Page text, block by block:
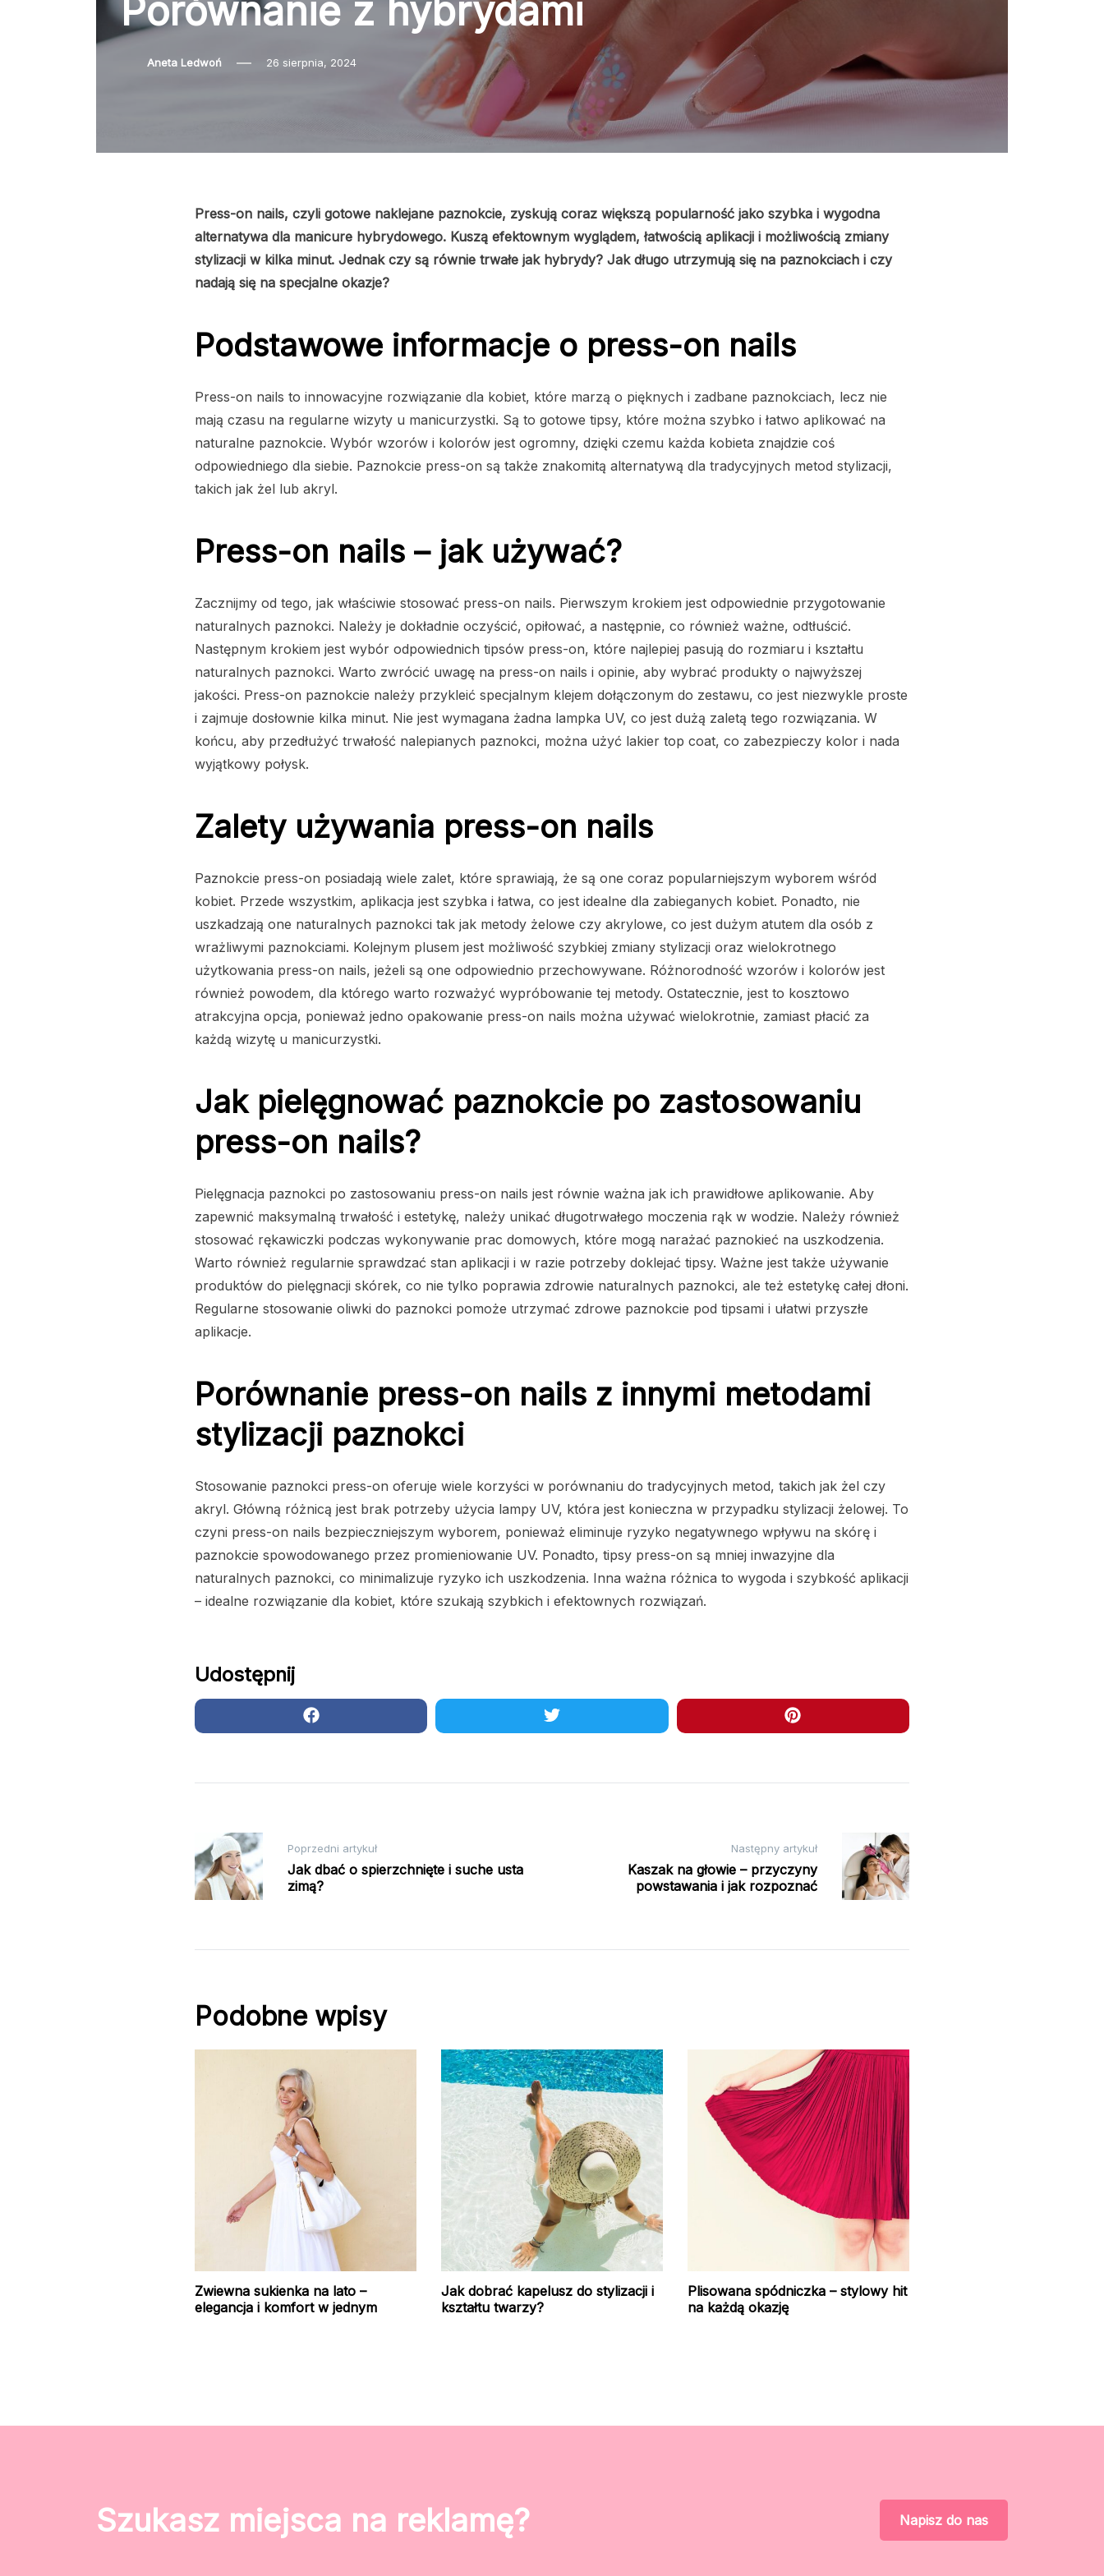
Porównanie z hybrydami
Aneta Ledwoń 26 sierpnia, 2024
Press-on nails, czyli gotowe naklejane paznokcie, zyskują coraz większą popularność jako szybka i wygodna
alternatywa dla manicure hybrydowego. Kuszą efektownym wyglądem, łatwością aplikacji i możliwością zmiany
stylizacji w kilka minut. Jednak czy są równie trwałe jak hybrydy? Jak długo utrzymują się na paznokciach i czy
nadają się na specjalne okazje?
Podstawowe informacje o press-on nails
Press-on nails to innowacyjne rozwiązanie dla kobiet, które marzą o pięknych i zadbane paznokciach, lecz nie
mają czasu na regularne wizyty u manicurzystki. Są to gotowe tipsy, które można szybko i łatwo aplikować na
naturalne paznokcie. Wybór wzorów i kolorów jest ogromny, dzięki czemu każda kobieta znajdzie coś
odpowiedniego dla siebie. Paznokcie press-on są także znakomitą alternatywą dla tradycyjnych metod stylizacji,
takich jak żel lub akryl.
Press-on nails – jak używać?
Zacznijmy od tego, jak właściwie stosować press-on nails. Pierwszym krokiem jest odpowiednie przygotowanie
naturalnych paznokci. Należy je dokładnie oczyścić, opiłować, a następnie, co również ważne, odtłuścić.
Następnym krokiem jest wybór odpowiednich tipsów press-on, które najlepiej pasują do rozmiaru i kształtu
naturalnych paznokci. Warto zwrócić uwagę na press-on nails i opinie, aby wybrać produkty o najwyższej
jakości. Press-on paznokcie należy przykleić specjalnym klejem dołączonym do zestawu, co jest niezwykle proste
i zajmuje dosłownie kilka minut. Nie jest wymagana żadna lampka UV, co jest dużą zaletą tego rozwiązania. W
końcu, aby przedłużyć trwałość nalepianych paznokci, można użyć lakier top coat, co zabezpieczy kolor i nada
wyjątkowy połysk.
Zalety używania press-on nails
Paznokcie press-on posiadają wiele zalet, które sprawiają, że są one coraz popularniejszym wyborem wśród
kobiet. Przede wszystkim, aplikacja jest szybka i łatwa, co jest idealne dla zabieganych kobiet. Ponadto, nie
uszkadzają one naturalnych paznokci tak jak metody żelowe czy akrylowe, co jest dużym atutem dla osób z
wrażliwymi paznokciami. Kolejnym plusem jest możliwość szybkiej zmiany stylizacji oraz wielokrotnego
użytkowania press-on nails, jeżeli są one odpowiednio przechowywane. Różnorodność wzorów i kolorów jest
również powodem, dla którego warto rozważyć wypróbowanie tej metody. Ostatecznie, jest to kosztowo
atrakcyjna opcja, ponieważ jedno opakowanie press-on nails można używać wielokrotnie, zamiast płacić za
każdą wizytę u manicurzystki.
Jak pielęgnować paznokcie po zastosowaniu
press-on nails?
Pielęgnacja paznokci po zastosowaniu press-on nails jest równie ważna jak ich prawidłowe aplikowanie. Aby
zapewnić maksymalną trwałość i estetykę, należy unikać długotrwałego moczenia rąk w wodzie. Należy również
stosować rękawiczki podczas wykonywanie prac domowych, które mogą narażać paznokieć na uszkodzenia.
Warto również regularnie sprawdzać stan aplikacji i w razie potrzeby doklejać tipsy. Ważne jest także używanie
produktów do pielęgnacji skórek, co nie tylko poprawia zdrowie naturalnych paznokci, ale też estetykę całej dłoni.
Regularne stosowanie oliwki do paznokci pomoże utrzymać zdrowe paznokcie pod tipsami i ułatwi przyszłe
aplikacje.
Porównanie press-on nails z innymi metodami
stylizacji paznokci
Stosowanie paznokci press-on oferuje wiele korzyści w porównaniu do tradycyjnych metod, takich jak żel czy
akryl. Główną różnicą jest brak potrzeby użycia lampy UV, która jest konieczna w przypadku stylizacji żelowej. To
czyni press-on nails bezpieczniejszym wyborem, ponieważ eliminuje ryzyko negatywnego wpływu na skórę i
paznokcie spowodowanego przez promieniowanie UV. Ponadto, tipsy press-on są mniej inwazyjne dla
naturalnych paznokci, co minimalizuje ryzyko ich uszkodzenia. Inna ważna różnica to wygoda i szybkość aplikacji
– idealne rozwiązanie dla kobiet, które szukają szybkich i efektownych rozwiązań.
Udostępnij
Nawigacja
wpisu
Poprzedni artykuł
Jak dbać o spierzchnięte i suche usta
zimą?
Następny artykuł
Kaszak na głowie – przyczyny
powstawania i jak rozpoznać
Podobne wpisy
Zwiewna sukienka na lato –
elegancja i komfort w jednym
Jak dobrać kapelusz do stylizacji i
kształtu twarzy?
Plisowana spódniczka – stylowy hit
na każdą okazję
Szukasz miejsca na reklamę? Napisz do nas